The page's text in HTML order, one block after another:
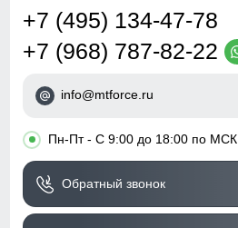
+7 (495) 134-47-78
+7 (968) 787-82-22
info@mtforce.ru
• Пн-Пт - С 9:00 до 18:00 по МСК
Обратный звонок